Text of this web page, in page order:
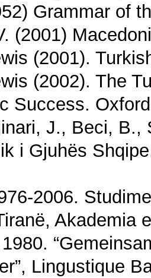
Grammar of
(2001)
(2001).
(2002). The
Success.
J., Beci, B.,
i Gjuhës
2006.
Akademia
Lingustique